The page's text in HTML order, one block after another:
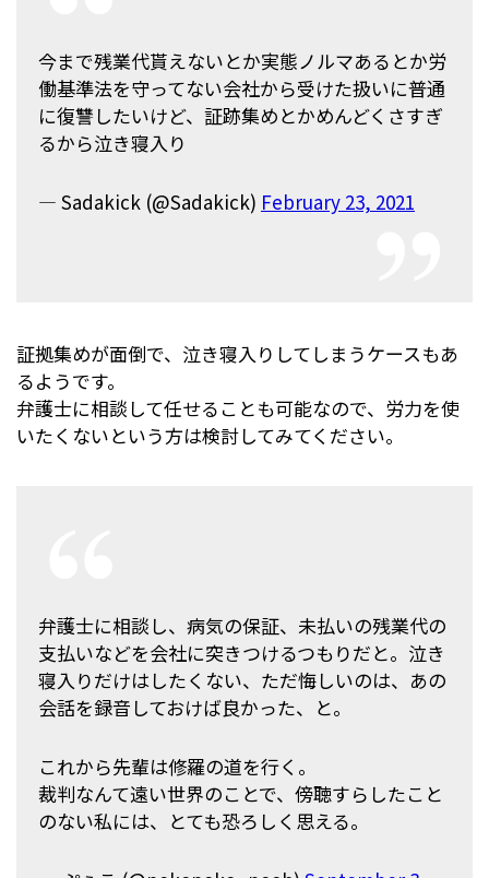
今まで残業代貰えないとか実態ノルマあるとか労
働基準法を守ってない会社から受けた扱いに普通
に復讐したいけど、証跡集めとかめんどくさすぎ
るから泣き寝入り
— Sadakick (@Sadakick) February 23, 2021
証拠集めが面倒で、泣き寝入りしてしまうケースもあ
るようです。
弁護士に相談して任せることも可能なので、労力を使
いたくないという方は検討してみてください。
弁護士に相談し、病気の保証、未払いの残業代の
支払いなどを会社に突きつけるつもりだと。泣き
寝入りだけはしたくない、ただ悔しいのは、あの
会話を録音しておけば良かった、と。
これから先輩は修羅の道を行く。
裁判なんて遠い世界のことで、傍聴すらしたこと
のない私には、とても恐ろしく思える。